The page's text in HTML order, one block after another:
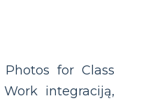
for Class
integraciją,